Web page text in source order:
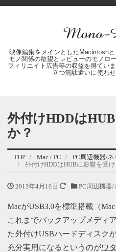
映像編集をメインとしたMacintosh
モノ関係の欲望とレビューのモノ
フィリエイト広告等の収益を得てい
立つ無駄遣いに使わ
外付けHDDは
か？
TOP Mac / PC
PC周辺機器/ネ
外付けHDDはHUBに影響を受け
2013年4月16日 PC周辺機器/
MacがUSB3.0を標準搭載（
これまでバックアップメディ
た外付けUSBハードディスク
充分実用になるというのがワ